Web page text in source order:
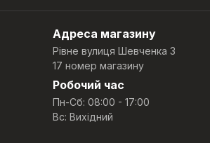
Адреса магазину
Рівне вулиця Шевченка 3
17 номер магазину
Робочий час
Пн-Сб: 08:00 - 17:00
Вс: Вихідний